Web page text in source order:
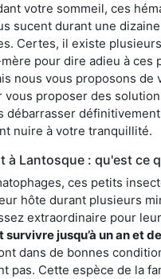
votre sommeil, ces
sucent durant une
Certes, il existe
pour dire adieu à ces
nous vous proposons de
vous proposer des
débarrasser
nuire à votre tranquillité.
à Lantosque : qu'est ce
ces petits
hôte durant plusieurs
extraordinaire pour
survivre jusqu’à un an et
dans de bonnes
pas. Cette espèce de la